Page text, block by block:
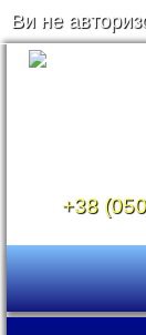
Ви не
+38